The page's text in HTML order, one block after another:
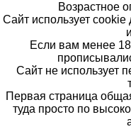
Возрастное
Сайт использует
Если вам менее
Сайт не использует
Первая страница
туда просто по